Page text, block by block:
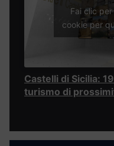
Fai clic
cookie per
Castelli di Sicilia:
turismo di